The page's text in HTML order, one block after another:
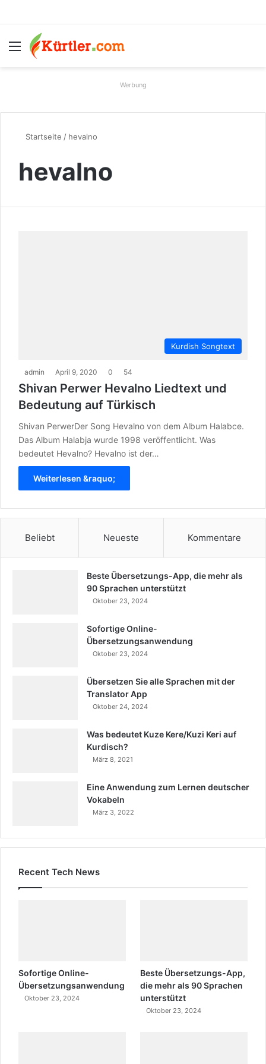
Menü
Werbung
Startseite / hevalno
hevalno
Kurdish Songtext
admin April 9, 2020 0 54
Shivan Perwer Hevalno Liedtext und
Bedeutung auf Türkisch
Shivan PerwerDer Song Hevalno von dem Album Halabce.
Das Album Halabja wurde 1998 veröffentlicht. Was
bedeutet Hevalno? Hevalno ist der…
Weiterlesen &raquo;
Beliebt Neueste Kommentare
Beste Übersetzungs-App, die mehr als
90 Sprachen unterstützt
Oktober 23, 2024
Sofortige Online-
Übersetzungsanwendung
Oktober 23, 2024
Übersetzen Sie alle Sprachen mit der
Translator App
Oktober 24, 2024
Was bedeutet Kuze Kere/Kuzi Keri auf
Kurdisch?
März 8, 2021
Eine Anwendung zum Lernen deutscher
Vokabeln
März 3, 2022
Recent Tech News
Sofortige Online-
Übersetzungsanwendung
Oktober 23, 2024
Beste Übersetzungs-App,
die mehr als 90 Sprachen
unterstützt
Oktober 23, 2024